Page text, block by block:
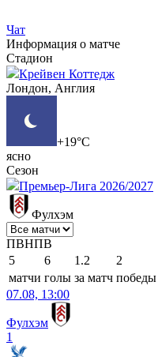
Чат
Информация о матче
Стадион
Крейвен Коттедж
Лондон, Англия
+19°C
ясно
Сезон
Премьер-Лига 2026/2027
Фулхэм
ПВНПВ
5
6 1.2 2
матчи голы за матч победы
07.08, 13:00
Фулхэм
1